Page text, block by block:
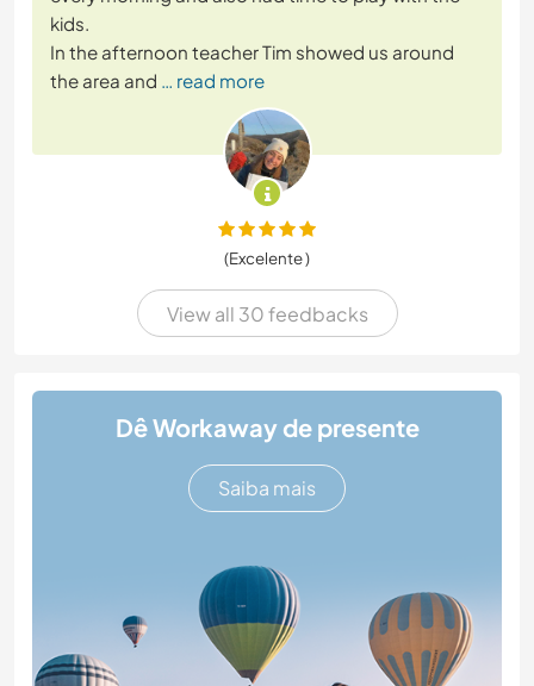
kids.
In the afternoon teacher Tim showed us around
the area and … read more
(Excelente )
View all 30 feedbacks
Dê Workaway de presente
Saiba mais